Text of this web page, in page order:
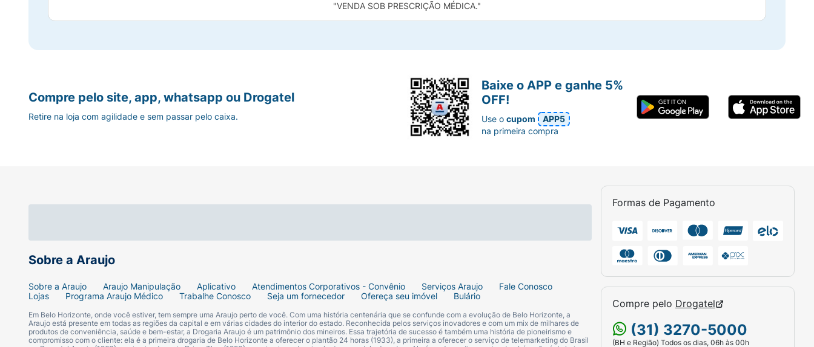
"VENDA SOB PRESCRIÇÃO MÉDICA."
Sobre a Araujo
Sobre a Araujo Araujo Manipulação Aplicativo Atendimentos Corporativos - Convênio Serviços Araujo
Fale Conosco
Lojas
Programa Araujo Médico Trabalhe Conosco Seja um fornecedor Ofereça seu imóvel Bulário
Em Belo Horizonte, onde você estiver, tem sempre uma Araujo perto de você. Com uma história centenária que se confunde com a evolução de Belo Horizonte, a
Araujo está presente em todas as regiões da capital e em várias cidades do interior do estado. Reconhecida pelos serviços inovadores e com um mix de milhares de
produtos de conveniência, saúde e bem-estar, a Drogaria Araujo é um patrimônio dos mineiros. Essa trajetória de sucesso é também uma história de pioneirismo e
compromisso com o cliente: ela é a primeira drogaria de Belo Horizonte a oferecer o plantão 24 horas (1933), a primeira a oferecer o serviço de telemarketing do Brasil
Formas de Pagamento
Compre pelo Drogatel
(31) 3270-5000
(BH e Região) Todos os dias, 06h às 00h
Compre pelo site, app, whatsapp ou Drogatel
Retire na loja com agilidade e sem passar pelo caixa.
Baixe o APP e ganhe 5%
OFF!
Use ocupom
APP5
na primeira compra